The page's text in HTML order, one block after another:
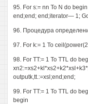
95. For s:= nn To N do
end;end; end;iterator— 1;
96. Процедура
97. For k:= 1 To
98. For TT:= 1 To TTL do
outputk,tt.:=xsl;end;end;
99. For TT:= 1 To TTL do
begin